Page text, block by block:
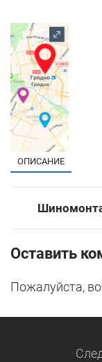
ОПИСАНИЕ
Оставить
Пожалуйста,